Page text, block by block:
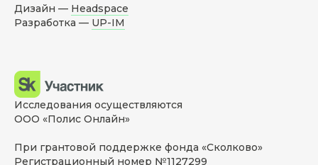
Дизайн — Headspace
Разработка — UP-IM
Исследования осуществляются
ООО «Полис Онлайн»
При грантовой поддержке фонда «Сколково»
Регистрационный номер №1127299